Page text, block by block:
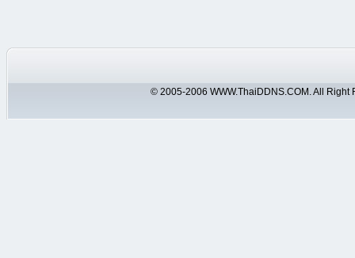
© 2005-2006 WWW.ThaiDDNS.COM. All Right